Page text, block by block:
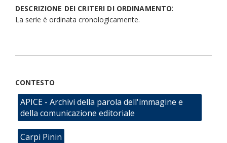
DESCRIZIONE DEI CRITERI DI ORDINAMENTO:
La serie è ordinata cronologicamente.
CONTESTO
APICE - Archivi della parola dell'immagine e
della comunicazione editoriale
Carpi Pinin